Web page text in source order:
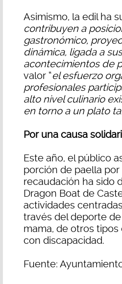
Asimismo, la edil ha
contribuyen a
gastronómico,
dinámica, ligada a
acontecimientos de
valor “el esfuerzo
profesionales
alto nivel culinario
en torno a un plato
Por una causa
Este año, el público
porción de paella
recaudación ha sido
Dragon Boat de
actividades
través del deporte
mama, de otros
con discapacidad.
Fuente: